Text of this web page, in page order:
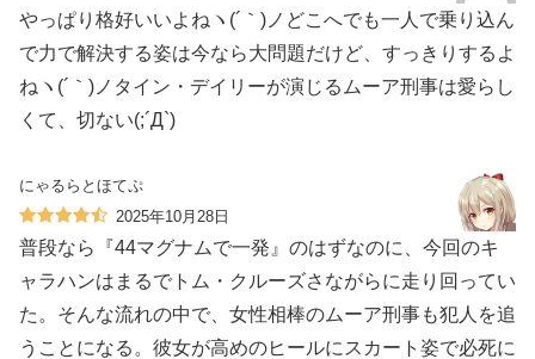
やっぱり格好いいよねヽ(´｀)ノどこへでも一人で乗り込ん
で力で解決する姿は今なら大問題だけど、すっきりするよ
ねヽ(´｀)ノタイン・デイリーが演じるムーア刑事は愛らし
くて、切ない(;´Д`)
にゃるらとほてぷ
2025年10月28日
普段なら『44マグナムで一発』のはずなのに、今回のキ
ャラハンはまるでトム・クルーズさながらに走り回ってい
た。そんな流れの中で、女性相棒のムーア刑事も犯人を追
うことになる。彼女が高めのヒールにスカート姿で必死に